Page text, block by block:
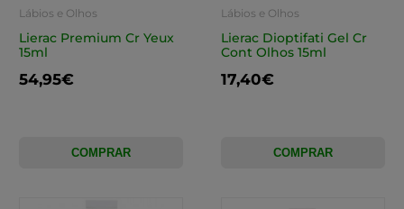
Lábios e Olhos
Lierac Premium Cr Yeux
15ml
54,95€
COMPRAR
Lábios e Olhos
Lierac Dioptifati Gel Cr
Cont Olhos 15ml
17,40€
COMPRAR